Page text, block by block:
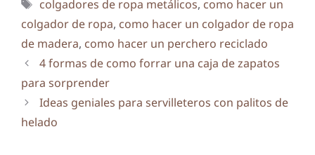
colgadores de ropa metálicos, como hacer un
colgador de ropa, como hacer un colgador de ropa
de madera, como hacer un perchero reciclado
4 formas de como forrar una caja de zapatos
para sorprender
Ideas geniales para servilleteros con palitos de
helado